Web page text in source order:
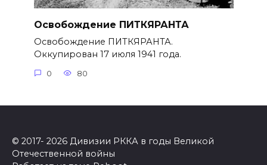
Освобождение ПИТКЯРАНТА
Освобождение ПИТКЯРАНТА.
Оккупирован 17 июля 1941 года.
0 80
© 2017- 2026 Дивизии РККА в годы Великой
Отечественной войны